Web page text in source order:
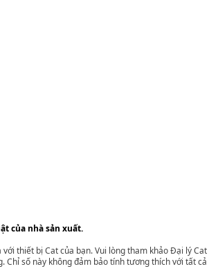
của nhà sản xuất.
thiết bị Cat của bạn. Vui lòng tham khảo Đại lý
số này không đảm bảo tính tương thích với tất